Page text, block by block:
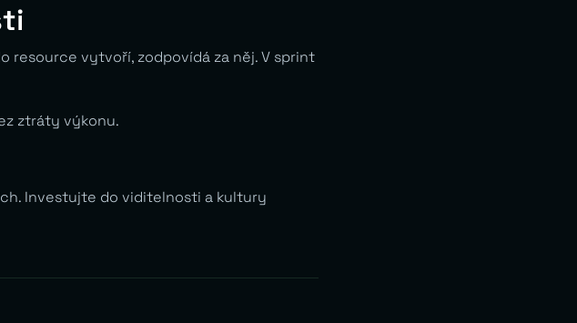
resource vytvoří, zodpovídá za něj. V sprint
ztráty výkonu.
Investujte do viditelnosti a kultury